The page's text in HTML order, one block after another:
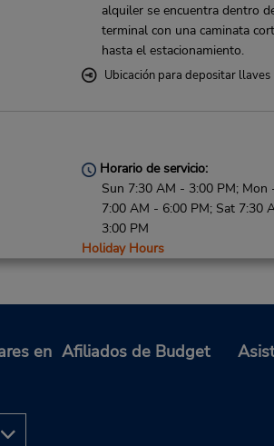
alquiler se encuentra dentro
terminal con una caminata
hasta el estacionamiento.
Ubicación para depositar llaves
Horario de servicio:
Sun 7:30 AM - 3:00 PM; Mon
7:00 AM - 6:00 PM; Sat 7:30
3:00 PM
Holiday Hours
Free pickup service available
en Afiliados de Budget